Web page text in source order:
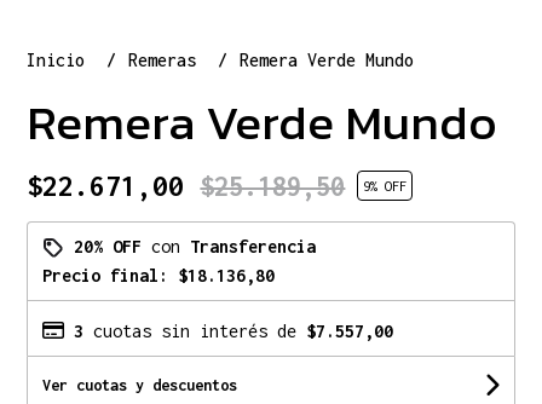
Inicio Remeras Remera Verde Mundo
Remera Verde Mundo
$22.671,00$25.189,50 9% OFF
20% OFF con Transferencia
Precio final: $18.136,80
3 cuotas sin interés de $7.557,00
Ver cuotas y descuentos